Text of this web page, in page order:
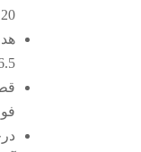
120 متر مکعب
36.5
فول)